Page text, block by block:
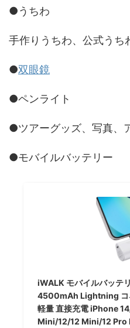
●うちわ
手作りうちわ、公式う
●双眼鏡
●ペンライト
●ツアーグッズ、写真、
●モバイルバッテリー
iWALK モバイルバッテ
4500mAh Lightning コ
軽量 直接充電 iPhone
Mini/12/12 Mini/12 Pro